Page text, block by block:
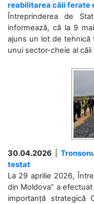
reabilitarea căii ferate
Întreprinderea de
informează, că la 9
ajuns un lot de tehnică
unui sector-cheie al căii
30.04.2026 |
testat
La 29 aprilie 2026,
din Moldova” a
importanță strategică